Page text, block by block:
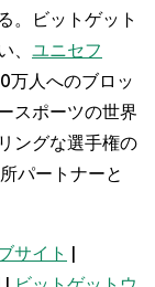
。ビットゲット
、 ユニセフ
万人へのブロッ
スポーツの世界
ングな選手権の
パートナーと
サイト |